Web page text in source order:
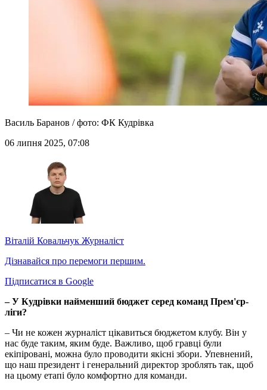
Василь Баранов / фото: ФК Кудрівка
06 липня 2025, 07:08
Віталій Ковальчук Журналіст
Дізнавайся про перемоги першим.
Підписатися в Google
– У Кудрівки найменший бюджет серед команд Прем'єр-
ліги?
– Чи не кожен журналіст цікавиться бюджетом клубу. Він у
нас буде таким, яким буде. Важливо, щоб гравці були
екіпіровані, можна було проводити якісні збори. Упевнений,
що наш президент і генеральний директор зроблять так, щоб
на цьому етапі було комфортно для команди.